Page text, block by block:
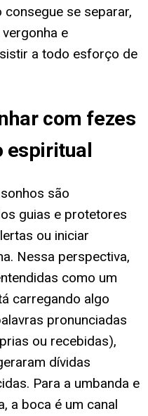
se separar,
e
a todo esforço de
com fezes
espiritual
são
guias e protetores
ou iniciar
Nessa perspectiva,
como um
carregando algo
pronunciadas
ou recebidas),
dívidas
Para a umbanda e
a boca é um canal